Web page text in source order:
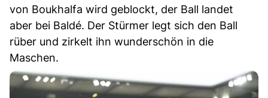
von Boukhalfa wird geblockt, der Ball landet
aber bei Baldé. Der Stürmer legt sich den Ball
rüber und zirkelt ihn wunderschön in die
Maschen.